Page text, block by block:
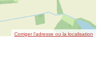
Corriger l’adresse ou la localisation